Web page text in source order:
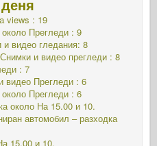
views : 19
Прегледи : 9
видео гледания: 8
и видео прегледи : 8
: 7
видео Прегледи : 6
Прегледи : 6
около На 15.00 и 10.
автомобил – разходка
15.00 и 10.